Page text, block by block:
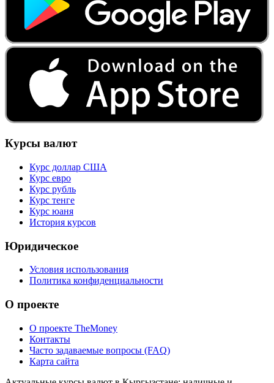
Курсы валют
Курс доллар США
Курс евро
Курс рубль
Курс тенге
Курс юаня
История курсов
Юридическое
Условия использования
Политика конфиденциальности
О проекте
О проекте TheMoney
Контакты
Часто задаваемые вопросы (FAQ)
Карта сайта